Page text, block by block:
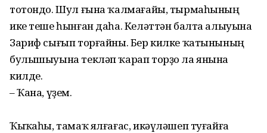
тотондо. Шул ғына ҡалмағайы, тырмаһының
ике теше һынған даһа. Келәттән балта алыуына
Зариф сығып торғайны. Бер килке ҡатынының
булышыуына текләп ҡарап торҙо ла янына
килде.
– Ҡана, үҙем.
Ҡыҫҡаһы, тамаҡ ялғағас, икәүләшеп туғайға